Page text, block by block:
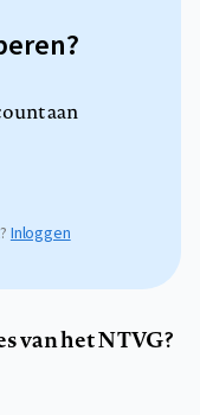
aan
Inloggen
van het NTVG?